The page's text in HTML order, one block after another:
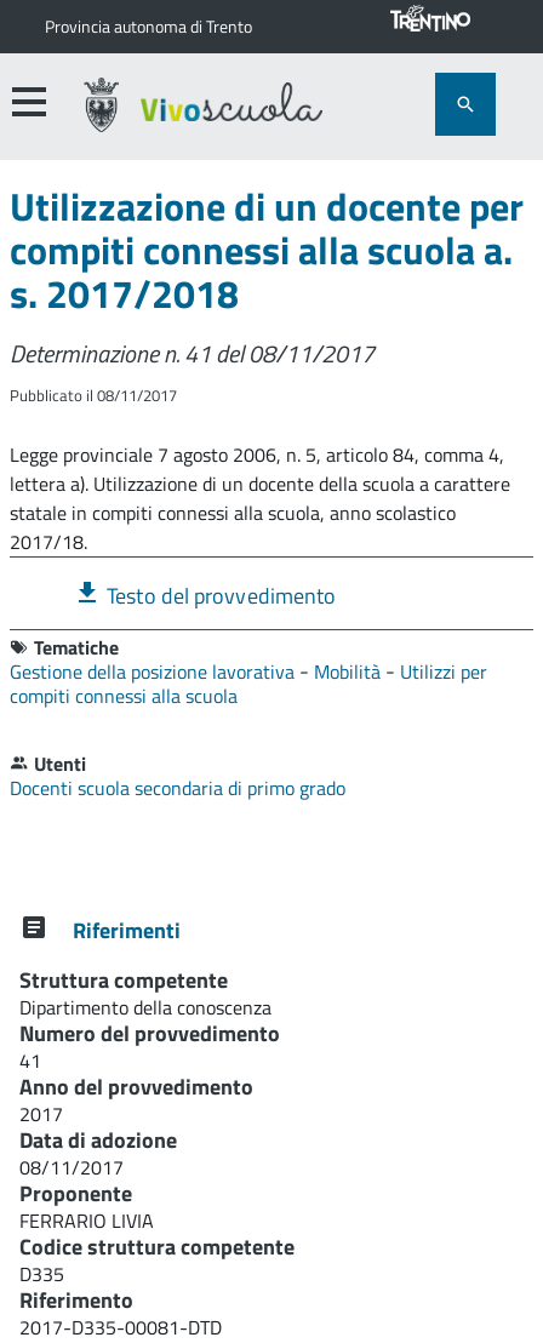
Provincia autonoma di Trento
Utilizzazione di un docente per
compiti connessi alla scuola a.
s. 2017/2018
Determinazione n. 41 del 08/11/2017
Pubblicato il 08/11/2017
Legge provinciale 7 agosto 2006, n. 5, articolo 84, comma 4,
lettera a). Utilizzazione di un docente della scuola a carattere
statale in compiti connessi alla scuola, anno scolastico
2017/18.
Testo del provvedimento
Tematiche
Gestione della posizione lavorativa - Mobilità - Utilizzi per
compiti connessi alla scuola
Utenti
Docenti scuola secondaria di primo grado
Riferimenti
Struttura competente
Dipartimento della conoscenza
Numero del provvedimento
41
Anno del provvedimento
2017
Data di adozione
08/11/2017
Proponente
FERRARIO LIVIA
Codice struttura competente
D335
Riferimento
2017-D335-00081-DTD